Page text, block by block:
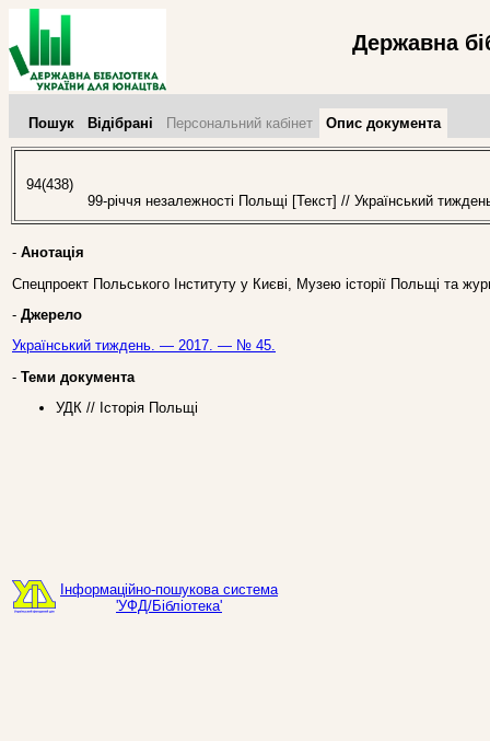
Державна
Пошук Відібрані Персональний кабінет Опис документа
94(438)
99-річчя незалежності Польщі [Текст] // Український
- Анотація
Спецпроект Польського Інституту у Києві, Музею історії Польщі та
- Джерело
Український тиждень. — 2017. — № 45.
- Теми документа
УДК // Історія Польщі
Інформаційно-пошукова система
'УФД/Бібліотека'